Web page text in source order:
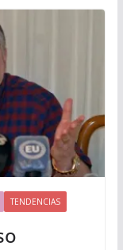
TENDENCIAS